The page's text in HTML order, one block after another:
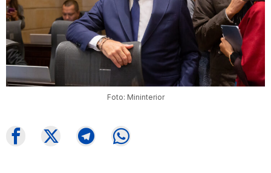
Foto: Mininterior